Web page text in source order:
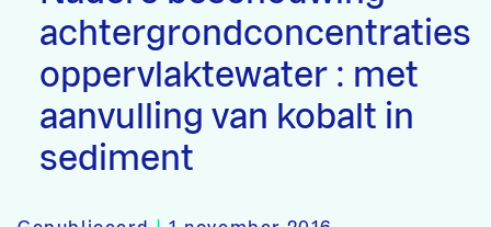
achtergrondconcentraties
oppervlaktewater : met
aanvulling van kobalt in
sediment